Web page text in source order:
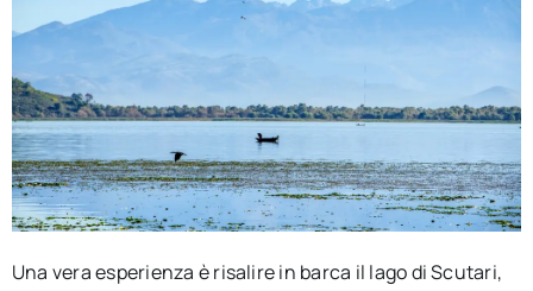
Una vera esperienza è risalire in barca il lago di Scutari,